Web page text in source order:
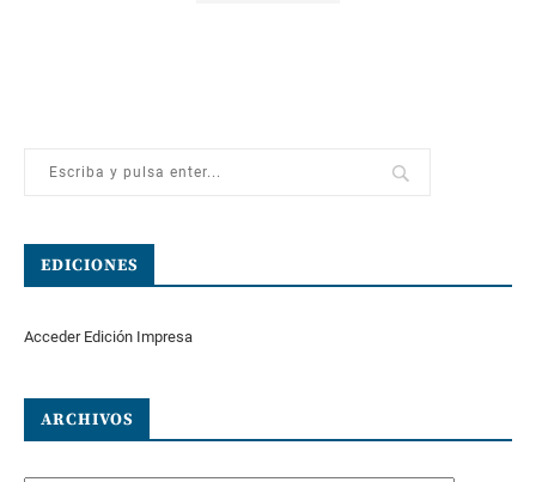
EDICIONES
Acceder Edición Impresa
ARCHIVOS